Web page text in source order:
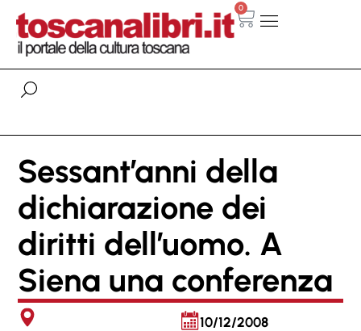
0
Sessant’anni della
dichiarazione dei
diritti dell’uomo. A
Siena una conferenza
10/12/2008